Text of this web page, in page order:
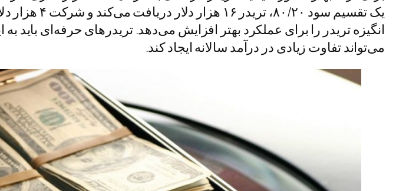
یک تقسیم
انگیزه تریدر را برای عملکرد بهتر افزایش می‌دهد. تریدرهای حرفه‌ای باید
می‌تواند تفاوت زیادی در درآمد سالانه ایجاد کند.